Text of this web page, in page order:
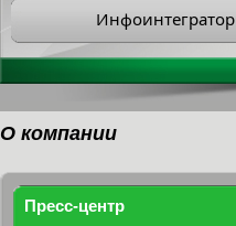
Инфоинтегратор
О компании
Пресс-центр